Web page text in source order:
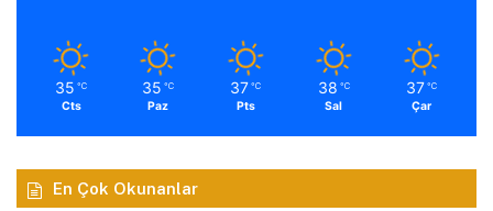
35 ℃
Cts
35 ℃
Paz
37 ℃
Pts
38 ℃
Sal
37 ℃
Çar
En Çok Okunanlar